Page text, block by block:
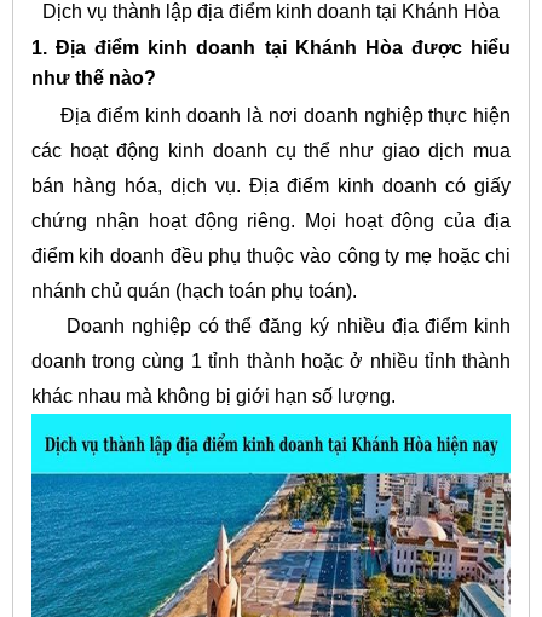
Dịch vụ thành lập địa điểm kinh doanh tại Khánh Hòa
1. Địa điểm kinh doanh tại Khánh Hòa được hiểu
như thế nào?
Địa điểm kinh doanh là nơi doanh nghiệp thực hiện
các hoạt động kinh doanh cụ thể như giao dịch mua
bán hàng hóa, dịch vụ. Địa điểm kinh doanh có giấy
chứng nhận hoạt động riêng. Mọi hoạt động của địa
điểm kih doanh đều phụ thuộc vào công ty mẹ hoặc chi
nhánh chủ quán (hạch toán phụ toán).
Doanh nghiệp có thể đăng ký nhiều địa điểm kinh
doanh trong cùng 1 tỉnh thành hoặc ở nhiều tỉnh thành
khác nhau mà không bị giới hạn số lượng.